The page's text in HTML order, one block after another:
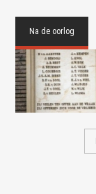
Na de oorlog